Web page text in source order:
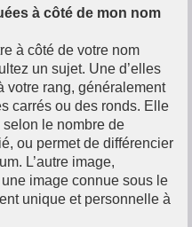
à côté de mon nom
à côté de votre nom
un sujet. Une d’elles
votre rang, généralement
carrés ou des ronds. Elle
selon le nombre de
ou permet de différencier
L’autre image,
image connue sous le
unique et personnelle à